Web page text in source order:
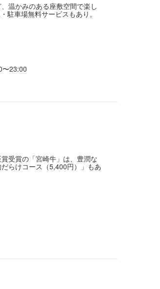
温かみのある座敷空間で楽し
車場無料サービスもあり。
〜23:00
受賞の「宮崎牛」は、豊潤な
らけコース（5,400円）」もあ